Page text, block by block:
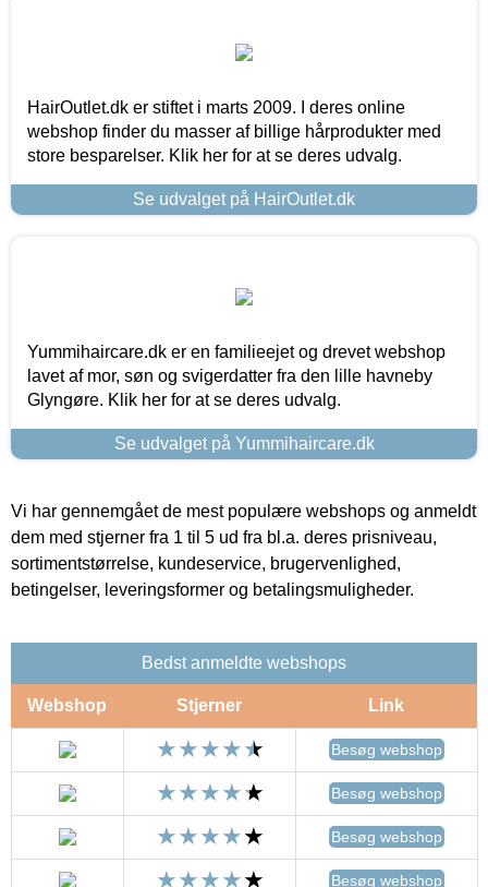
HairOutlet.dk er stiftet i marts 2009. I deres online
webshop finder du masser af billige hårprodukter med
store besparelser. Klik her for at se deres udvalg.
Se udvalget på HairOutlet.dk
Yummihaircare.dk er en familieejet og drevet webshop
lavet af mor, søn og svigerdatter fra den lille havneby
Glyngøre. Klik her for at se deres udvalg.
Se udvalget på Yummihaircare.dk
Vi har gennemgået de mest populære webshops og anmeldt
dem med stjerner fra 1 til 5 ud fra bl.a. deres prisniveau,
sortimentstørrelse, kundeservice, brugervenlighed,
betingelser, leveringsformer og betalingsmuligheder.
Bedst anmeldte webshops
Webshop Stjerner Link
Besøg webshop
Besøg webshop
Besøg webshop
Besøg webshop